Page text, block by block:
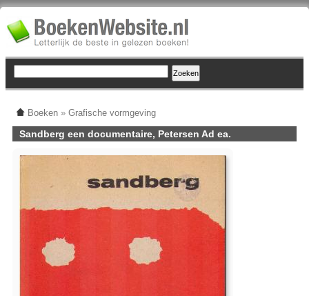
Boeken » Grafische vormgeving
Sandberg een documentaire, Petersen Ad ea.